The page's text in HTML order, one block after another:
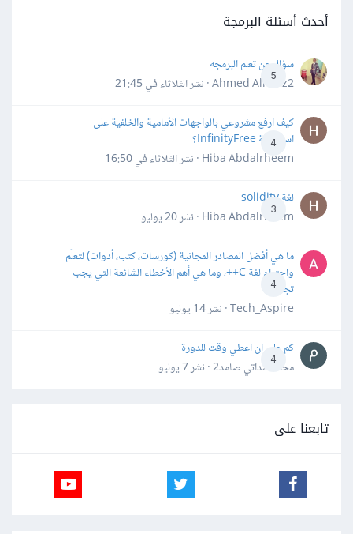
أحدث أسئلة البرمجة
5
سؤال عن تعلم البرمجه
Ahmed Alhafiz2 · نشر
الثلاثاء في 21:45
4
كيف ارفع مشروعي بالواجهات الأمامية والخلفية على
استضافة InfinityFree؟
Hiba Abdalrheem · نشر
الثلاثاء في 16:50
3
لغة solidity
Hiba Abdalrheem · نشر
20 يوليو
4
ما هي أفضل المصادر المجانية (كورسات، كتب، أدوات) لتعلّم
واحترام لغة C++، وما هي أهم الأخطاء الشائعة التي يجب
تجنبها؟
Tech_Aspire · نشر
14 يوليو
4
كم علي ان اعطي وقت للدورة
محمد سداتي صامد2 · نشر
7 يوليو
تابعنا على